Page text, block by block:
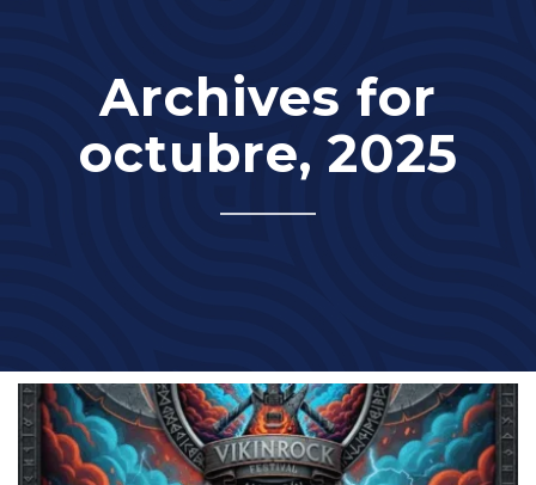
Archives for
octubre, 2025